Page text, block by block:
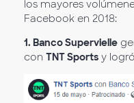
los mayores
Facebook en 2018:
1. Banco Supervielle
con TNT Sports y logró